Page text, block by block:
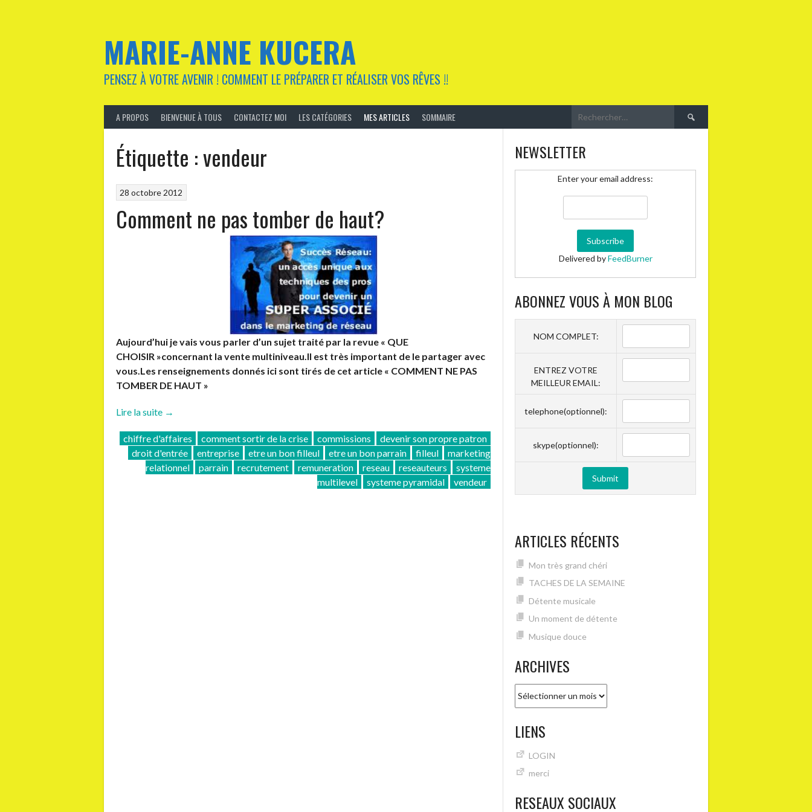
MARIE-ANNE KUCERA
PENSEZ À VOTRE AVENIR ! COMMENT LE PRÉPARER ET RÉALISER VOS RÊVES !!
A PROPOS BIENVENUE À TOUS CONTACTEZ MOI LES CATÉGORIES MES ARTICLES SOMMAIRE Rechercher :
Étiquette :vendeur
28 octobre 2012
Comment ne pas tomber de haut?
Aujourd’hui je vais vous parler d’un sujet traité par la revue « QUE
CHOISIR »concernant la vente multiniveau.Il est très important de le partager avec
vous.Les renseignements donnés ici sont tirés de cet article « COMMENT NE PAS
TOMBER DE HAUT »
Lire la suite « Comment
pas
tomber
de
→
chiffre d'affaires comment sortir de la crise commissions
devenir son propre patron
droit d'entrée
entreprise etre un bon filleul etre un bon parrain filleul
marketing
relationnel
parrain recrutement remuneration reseau reseauteurs
systeme
multilevel
systeme pyramidal vendeur
NEWSLETTER
Enter your email address:
Delivered byFeedBurner
ABONNEZ VOUS À MON BLOG
NOM COMPLET:
ENTREZ VOTRE
MEILLEUR EMAIL:
telephone(optionnel):
skype(optionnel):
ARTICLES RÉCENTS
Mon très grand chéri
TACHES DE LA SEMAINE
Détente musicale
Un moment de détente
Musique douce
ARCHIVES
LIENS
LOGIN
merci
RESEAUX SOCIAUX